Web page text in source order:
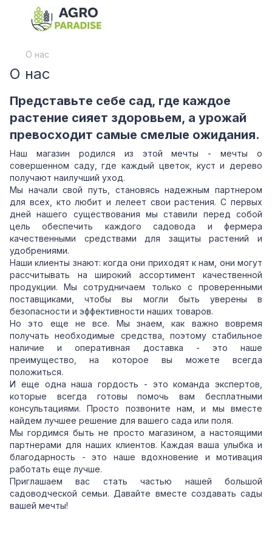
О нас
О нас
Представьте себе сад, где каждое
растение сияет здоровьем, а урожай
превосходит самые смелые ожидания.
Наш магазин родился из этой мечты - мечты о
совершенном саду, где каждый цветок, куст и дерево
получают наилучший уход.
Мы начали свой путь, становясь надежным партнером
для всех, кто любит и лелеет свои растения. С первых
дней нашего существования мы ставили перед собой
цель обеспечить каждого садовода и фермера
качественными средствами для защиты растений и
удобрениями.
Наши клиенты знают: когда они приходят к нам, они могут
рассчитывать на широкий ассортимент качественной
продукции. Мы сотрудничаем только с проверенными
поставщиками, чтобы вы могли быть уверены в
безопасности и эффективности наших товаров.
Но это еще не все. Мы знаем, как важно вовремя
получать необходимые средства, поэтому стабильное
наличие и оперативная доставка - это наше
преимущество, на которое вы можете всегда
положиться.
И еще одна наша гордость - это команда экспертов,
которые всегда готовы помочь вам бесплатными
консультациями. Просто позвоните нам, и мы вместе
найдем лучшее решение для вашего сада или поля.
Мы гордимся быть не просто магазином, а настоящими
партнерами для наших клиентов. Каждая ваша улыбка и
благодарность - это наше вдохновение и мотивация
работать еще лучше.
Приглашаем вас стать частью нашей большой
садоводческой семьи. Давайте вместе создавать сады
вашей мечты!